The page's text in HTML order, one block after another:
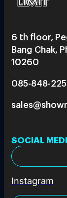
6 th floor,
Bang Chak,
10260
085-848-
SOCIAL
Instagram